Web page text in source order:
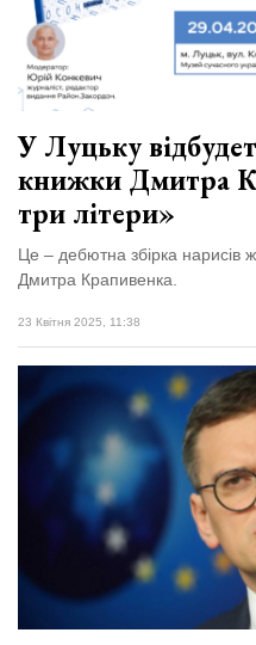
У Луцьку
книжки Дмитра
три літери»
Це – дебютна збірка нарисів
Дмитра Крапивенка.
23 Квітня 2025, 11:38